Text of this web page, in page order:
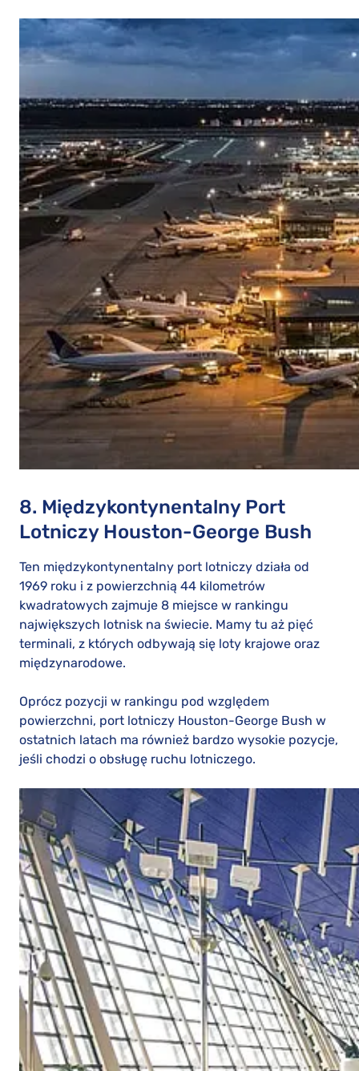
8. Międzykontynentalny Port
Lotniczy Houston-George Bush
Ten międzykontynentalny port lotniczy działa od
1969 roku i z powierzchnią 44 kilometrów
kwadratowych zajmuje 8 miejsce w rankingu
największych lotnisk na świecie. Mamy tu aż pięć
terminali, z których odbywają się loty krajowe oraz
międzynarodowe.
Oprócz pozycji w rankingu pod względem
powierzchni, port lotniczy Houston-George Bush w
ostatnich latach ma również bardzo wysokie pozycje,
jeśli chodzi o obsługę ruchu lotniczego.